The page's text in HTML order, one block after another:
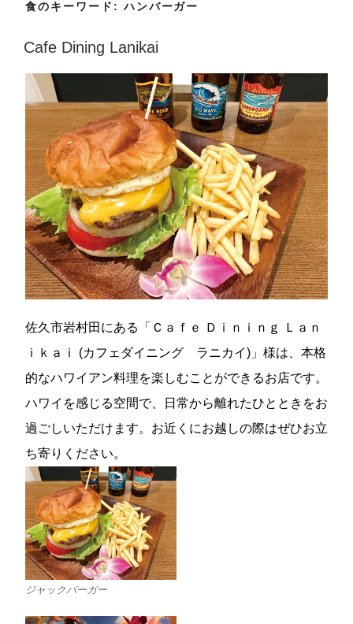
食のキーワード:ハンバーガー
Cafe Dining Lanikai
佐久市岩村田にある「Ｃａｆｅ Ｄｉｎｉｎｇ Ｌａｎ
ｉｋａｉ (カフェダイニング ラニカイ)」様は、本格
的なハワイアン料理を楽しむことができるお店です。
ハワイを感じる空間で、日常から離れたひとときをお
過ごしいただけます。お近くにお越しの際はぜひお立
ち寄りください。
ジャックバーガー